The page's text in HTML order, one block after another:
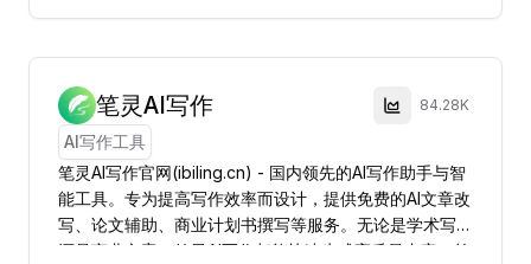
笔灵AI写作 84.28K
AI写作工具
笔灵AI写作官网(ibiling.cn) - 国内领先的AI写作助手与智
能工具。专为提高写作效率而设计，提供免费的AI文章改
写、论文辅助、商业计划书撰写等服务。无论是学术写作
还是商业文案，笔灵AI写作都能快速生成高质量内容，简